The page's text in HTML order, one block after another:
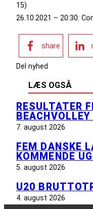
15)
26.10.2021 – 20:30:
share
Del nyhed
LÆS OGSÅ
RESULTATER
7. august 2026
FEM DANSKE
KOMMENDE
5. august 2026
U20
4. august 2026